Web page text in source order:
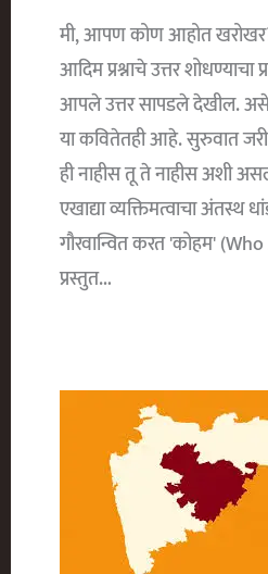
मी, आपण कोण आहोत
आदिम प्रश्नाचे उत्तर शोधण्याचा
आपले उत्तर सापडले देखील.
या कवितेतही आहे. सुरुवात जरी
ही नाहीस तू ते नाहीस अशी
एखाद्या व्यक्तिमत्वाचा अंतस्थ
गौरवान्वित करत 'कोहम'
प्रस्तुत…